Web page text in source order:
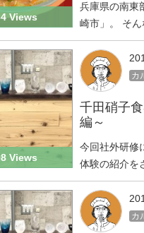
Views
兵庫県の南東
崎市」。 そ
Views
カ
千田硝子
編～
今回社外研修
体験の紹介を
カ